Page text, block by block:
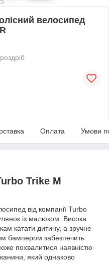
велосипед
Оплата Умови
Trike M
від компанії Turbo
із малюком. Висока
катати дитину, а зручне
бампером забезпечить
похвалитися наявністю
який однаково